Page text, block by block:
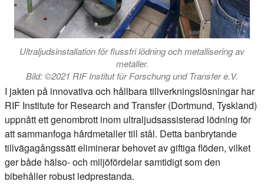
Ultraljudsinstallation för flussfri lödning och metallisering av
metaller.
Bild: ©2021 RIF Institut für Forschung und Transfer e.V.
I jakten på innovativa och hållbara tillverkningslösningar har
RIF Institute for Research and Transfer (Dortmund, Tyskland)
uppnått ett genombrott inom ultraljudsassisterad lödning för
att sammanfoga hårdmetaller till stål. Detta banbrytande
tillvägagångssätt eliminerar behovet av giftiga flöden, vilket
ger både hälso- och miljöfördelar samtidigt som den
bibehåller robust ledprestanda.